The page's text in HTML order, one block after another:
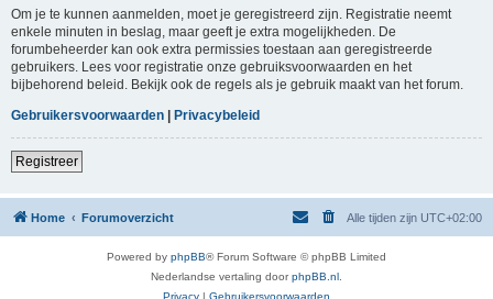
Om je te kunnen aanmelden, moet je geregistreerd zijn. Registratie neemt
enkele minuten in beslag, maar geeft je extra mogelijkheden. De
forumbeheerder kan ook extra permissies toestaan aan geregistreerde
gebruikers. Lees voor registratie onze gebruiksvoorwaarden en het
bijbehorend beleid. Bekijk ook de regels als je gebruik maakt van het forum.
Gebruikersvoorwaarden | Privacybeleid
Registreer
Home Forumoverzicht Alle tijden zijn UTC+02:00
Powered by phpBB® Forum Software © phpBB Limited
Nederlandse vertaling doorphpBB.nl
Privacy | Gebruikersvoorwaarden